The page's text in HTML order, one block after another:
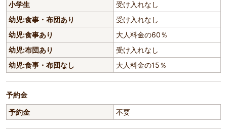
小学生
受け入れなし
幼児:食事・布団あり
受け入れなし
幼児:食事あり
大人料金の60％
幼児:布団あり
受け入れなし
幼児:食事・布団なし
大人料金の15％
予約金
予約金
不要